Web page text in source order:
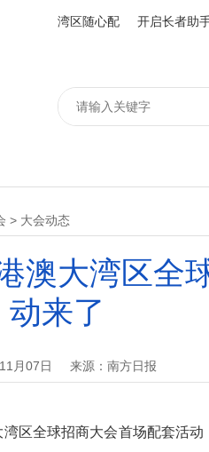
湾区随心配 开启长者助
> 大会动态
澳大湾区全
动来了
月07日 来源：南方日报
全球招商大会首场配套活动